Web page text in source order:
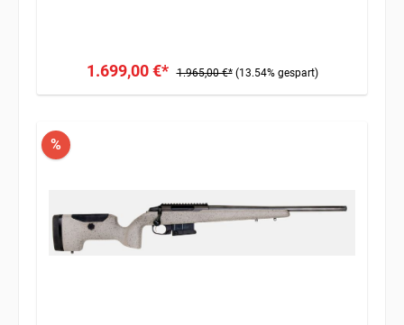
1.699,00 €* 1.965,00 €* (13.54% gespart)
%